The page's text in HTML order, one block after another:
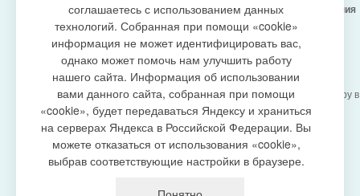
Учредитель -Администрация городского поселения
Излучинск
Главный редактор - Бурич Денис Ярославович
Телефон/факс: (3466) 28-13-77 , e-mail:
admizl@rambler.ru
Сетевое изданиеhttps://www.gp-izluchinsk.ru
зарегистрировано Федеральной службой по надзору в
сфере связи,
информационных технологий и массовых
коммуникаций (Роскомнадзор), регистрационный
номер СМИ
ЭЛ № ФС77-87353 от 27.04.2024
соглашаетесь с использованием данных
технологий. Собранная при помощи «cookie»
информация не может идентифицировать вас,
однако может помочь нам улучшить работу
нашего сайта. Информация об использовании
вами данного сайта, собранная при помощи
«cookie», будет передаваться Яндексу и храниться
на серверах Яндекса в Российской Федерации. Вы
можете отказаться от использования «cookie»,
выбрав соответствующие настройки в браузере.